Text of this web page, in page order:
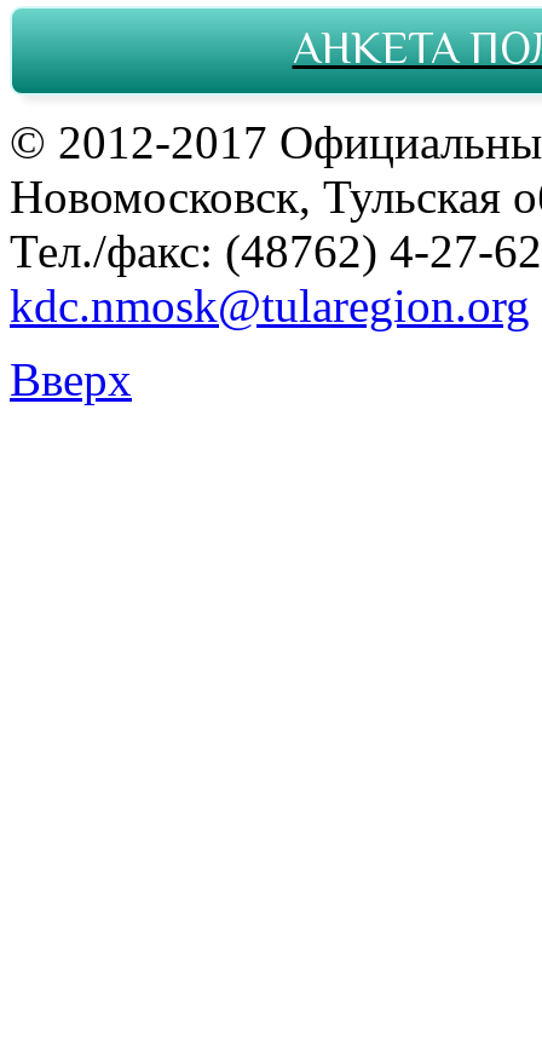
АНКЕТА
© 2012-2017
Новомосковск, Тульская
Тел./факс: (48762) 4-27-
kdc.nmosk@tularegion.org
Вверх